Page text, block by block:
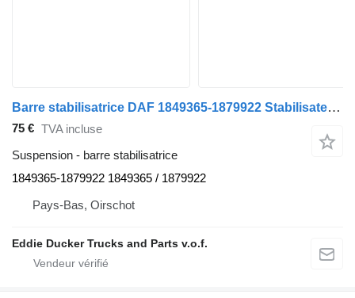
Barre stabilisatrice DAF 1849365-1879922 Stabilisateur + Beugel Plus de pièces en stock pour camion DAF CF86/XF106
75 € TVA incluse
Suspension - barre stabilisatrice
1849365-1879922 1849365 / 1879922
Pays-Bas, Oirschot
Eddie Ducker Trucks and Parts v.o.f.